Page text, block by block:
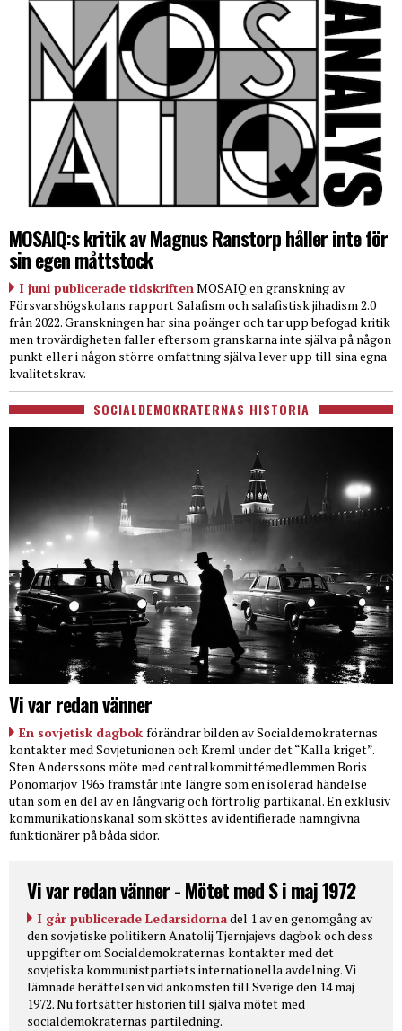
MOSAIQ:s kritik av Magnus Ranstorp håller inte för
sin egen måttstock
I juni publicerade tidskriften MOSAIQ en granskning av
Försvarshögskolans rapport Salafism och salafistisk jihadism 2.0
från 2022. Granskningen har sina poänger och tar upp befogad kritik
men trovärdigheten faller eftersom granskarna inte själva på någon
punkt eller i någon större omfattning själva lever upp till sina egna
kvalitetskrav.
SOCIALDEMOKRATERNAS HISTORIA
Vi var redan vänner
En sovjetisk dagbok förändrar bilden av Socialdemokraternas
kontakter med Sovjetunionen och Kreml under det “Kalla kriget”.
Sten Anderssons möte med centralkommittémedlemmen Boris
Ponomarjov 1965 framstår inte längre som en isolerad händelse
utan som en del av en långvarig och förtrolig partikanal. En exklusiv
kommunikationskanal som sköttes av identifierade namngivna
funktionärer på båda sidor.
Vi var redan vänner - Mötet med S i maj 1972
I går publicerade Ledarsidornadel 1 av en genomgång av
den sovjetiske politikern Anatolij Tjernjajevs dagbok och dess
uppgifter om Socialdemokraternas kontakter med det
sovjetiska kommunistpartiets internationella avdelning. Vi
lämnade berättelsen vid ankomsten till Sverige den 14 maj
1972. Nu fortsätter historien till själva mötet med
socialdemokraternas partiledning.